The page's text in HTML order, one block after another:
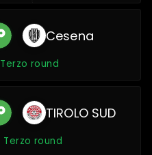
Cesena
Terzo round
TIROLO SUD
Terzo round